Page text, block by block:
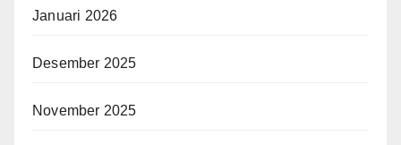
Januari 2026
Desember 2025
November 2025